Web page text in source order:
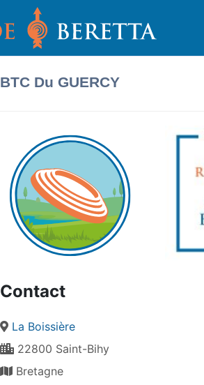
BTC Du GUERCY
Contact
La Boissière
22800 Saint-Bihy
Bretagne